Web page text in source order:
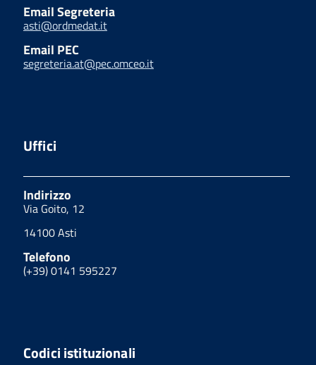
Email Segreteria
asti@ordmedat.it
Email PEC
segreteria.at@pec.omceo.it
Uffici
Indirizzo
Via Goito, 12
14100 Asti
Telefono
(+39) 0141 595227
Codici istituzionali